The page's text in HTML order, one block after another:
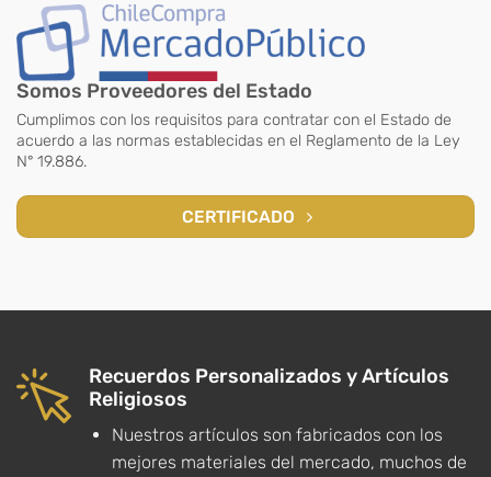
Somos Proveedores del Estado
Cumplimos con los requisitos para contratar con el Estado de
acuerdo a las normas establecidas en el Reglamento de la Ley
N° 19.886.
CERTIFICADO
Recuerdos Personalizados y Artículos
Religiosos
Nuestros artículos son fabricados con los
mejores materiales del mercado, muchos de